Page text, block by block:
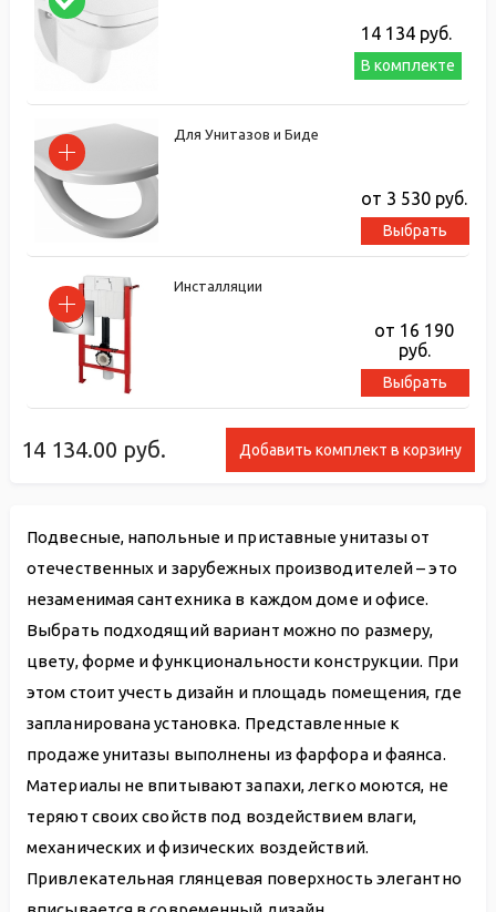
14 134.00 руб. Добавить комплект в корзину
14 134 руб.
В комплекте
Для Унитазов и Биде
от 3 530 руб.
Выбрать
Инсталляции
от 16 190
руб.
Выбрать
Подвесные, напольные и приставные унитазы от
отечественных и зарубежных производителей – это
незаменимая сантехника в каждом доме и офисе.
Выбрать подходящий вариант можно по размеру,
цвету, форме и функциональности конструкции. При
этом стоит учесть дизайн и площадь помещения, где
запланирована установка. Представленные к
продаже унитазы выполнены из фарфора и фаянса.
Материалы не впитывают запахи, легко моются, не
теряют своих свойств под воздействием влаги,
механических и физических воздействий.
Привлекательная глянцевая поверхность элегантно